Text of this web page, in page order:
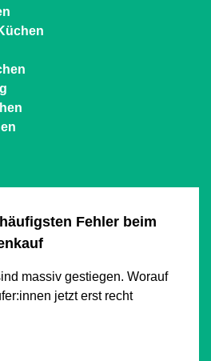
Fehler beim
massiv gestiegen. Worauf
jetzt erst recht